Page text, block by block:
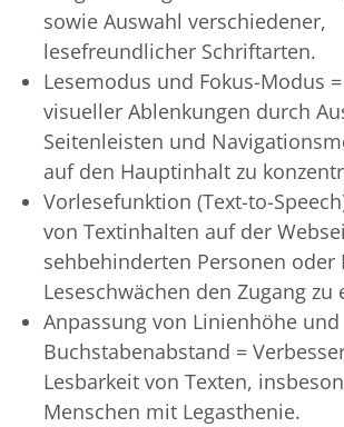
sowie Auswahl verschiedener,
lesefreundlicher Schriftarten.
Lesemodus und Fokus-Modus
visueller Ablenkungen durch
Seitenleisten und
auf den Hauptinhalt zu
Vorlesefunktion (Text-to-
von Textinhalten auf der
sehbehinderten Personen oder
Leseschwächen den Zugang zu
Anpassung von Linienhöhe und
Buchstabenabstand =
Lesbarkeit von Texten,
Menschen mit Legasthenie.